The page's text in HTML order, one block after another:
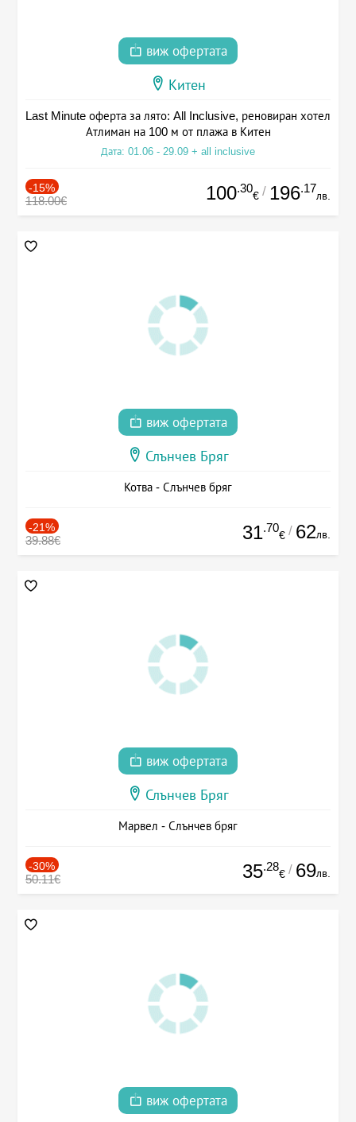
виж офертата
Китен
Last Minute оферта за лято: All Inclusive, реновиран хотел
Атлиман на 100 м от плажа в Китен
Дата: 01.06 - 29.09 + all inclusive
-15%
118.00€ 100.30
€ / 196.17
лв.
виж офертата
Слънчев Бряг
Котва - Слънчев бряг
-21%
39.88€ 31.70
€ / 62лв.
виж офертата
Слънчев Бряг
Марвел - Слънчев бряг
-30%
50.11€ 35.28
€ / 69лв.
виж офертата